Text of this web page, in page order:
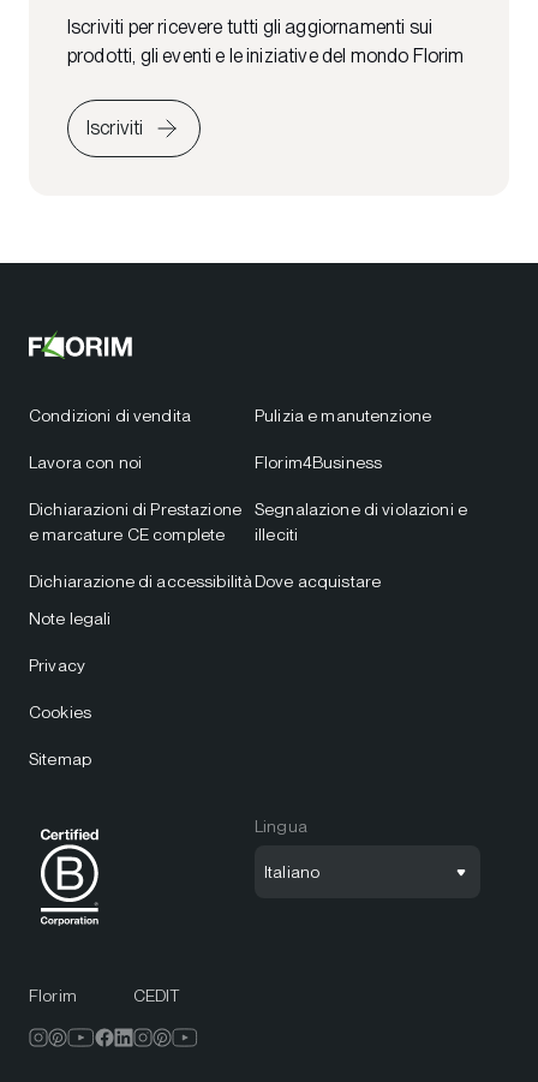
Iscriviti per ricevere tutti gli aggiornamenti sui
prodotti, gli eventi e le iniziative del mondo Florim
Iscriviti
Condizioni di vendita
Lavora con noi
Dichiarazioni di Prestazione
e marcature CE complete
Dichiarazione di accessibilità
Pulizia e manutenzione
Florim4Business
Segnalazione di violazioni e
illeciti
Dove acquistare
Note legali
Privacy
Cookies
Sitemap
Lingua
Italiano
Florim CEDIT